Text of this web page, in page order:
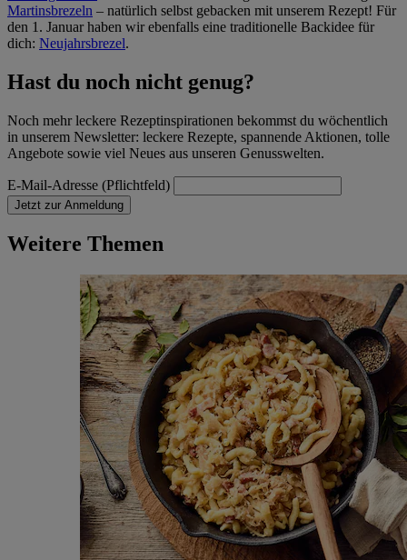
Martinsbrezeln – natürlich selbst gebacken mit unserem Rezept! Für
den 1. Januar haben wir ebenfalls eine traditionelle Backidee für
dich: Neujahrsbrezel.
Hast du noch nicht genug?
Noch mehr leckere Rezeptinspirationen bekommst du wöchentlich
in unserem Newsletter: leckere Rezepte, spannende Aktionen, tolle
Angebote sowie viel Neues aus unseren Genusswelten.
E-Mail-Adresse (Pflichtfeld)
Jetzt zur Anmeldung
Weitere Themen